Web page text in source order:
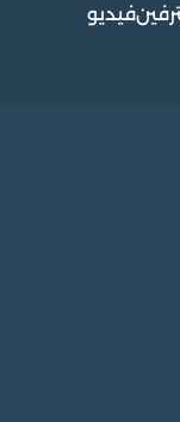
فيديو